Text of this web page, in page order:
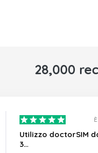
28,000
Utilizzo doctorSIM
3…